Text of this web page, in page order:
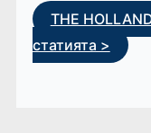
THE
статията >